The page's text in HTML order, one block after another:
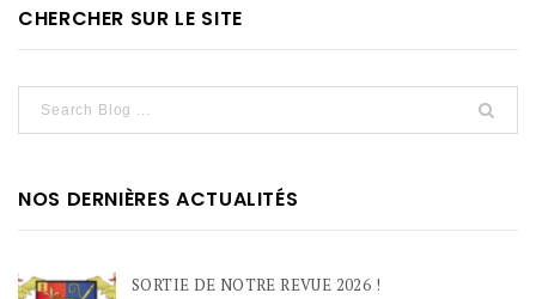
CHERCHER SUR LE SITE
NOS DERNIÈRES ACTUALITÉS
SORTIE DE NOTRE REVUE 2026 !